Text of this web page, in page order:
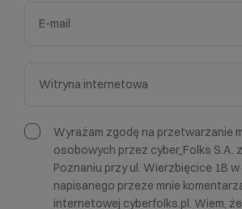
Wyrażam zgodę na przetwarzanie
osobowych przez cyber_Folks S.A.
Poznaniu przy ul. Wierzbięcice 1B
napisanego przeze mnie
internetowej cyberfolks.pl. Wiem,